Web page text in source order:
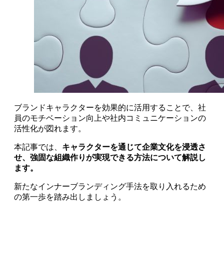
ブランドキャラクターを効果的に活用することで、社
員のモチベーション向上や社内コミュニケーションの
活性化が図れます。
本記事では、 キャラクターを通じて企業文化を浸透さ
せ、強固な組織作りが実現できる方法について解説し
ます。
新たなインナーブランディング手法を取り入れるため
の第一歩を踏み出しましょう。